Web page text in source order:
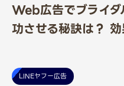
Web広告でブライ
功させる秘訣は？
LINEヤフー広告